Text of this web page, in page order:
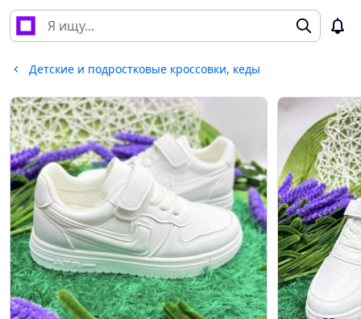
Детские и подростковые кроссовки, кеды